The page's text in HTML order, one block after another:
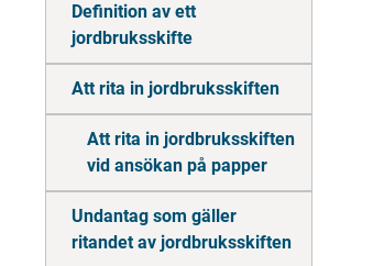
Definition av ett
jordbruksskifte
Att rita in jordbruksskiften
Att rita in jordbruksskiften
vid ansökan på papper
Undantag som gäller
ritandet av jordbruksskiften